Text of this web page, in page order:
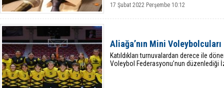
17 Şubat 2022 Perşembe 10:12
Aliağa’nın Mini
Katıldıkları turnuvalardan derece ile
Voleybol Federasyonu’nun düzenlediği